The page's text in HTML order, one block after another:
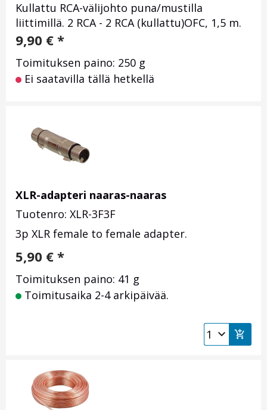
Kullattu RCA-välijohto puna/mustilla
liittimillä. 2 RCA - 2 RCA (kullattu)OFC, 1,5 m.
9,90 € *
Toimituksen paino: 250 g
Ei saatavilla tällä hetkellä
XLR-adapteri naaras-naaras
Tuotenro: XLR-3F3F
3p XLR female to female adapter.
5,90 € *
Toimituksen paino: 41 g
Toimitusaika 2-4 arkipäivää.